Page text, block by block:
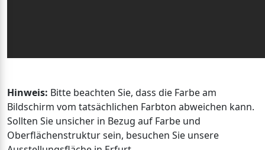
Hinweis: Bitte beachten Sie, dass die Farbe am
Bildschirm vom tatsächlichen Farbton abweichen kann.
Sollten Sie unsicher in Bezug auf Farbe und
Oberflächenstruktur sein, besuchen Sie unsere